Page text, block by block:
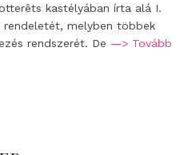
kastélyában írta alá I.
rendeletét, melyben többek
rendszerét. De —> Tovább